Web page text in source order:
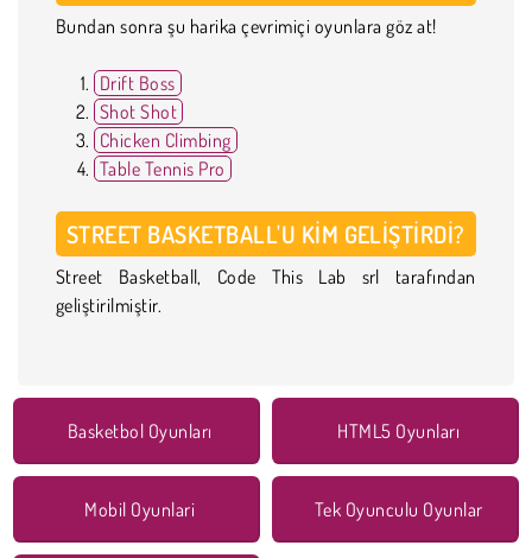
Bundan sonra şu harika çevrimiçi oyunlara göz at!
Drift Boss
Shot Shot
Chicken Climbing
Table Tennis Pro
STREET BASKETBALL'U KIM GELIŞTIRDI?
Street Basketball, Code This Lab srl tarafından
geliştirilmiştir.
Basketbol Oyunları HTML5 Oyunları
Mobil Oyunlari Tek Oyunculu Oyunlar